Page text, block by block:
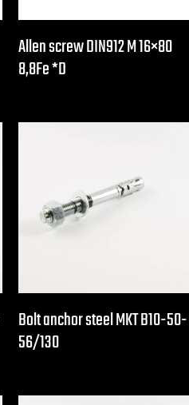
Allen screw DIN912 M 16×80
8,8Fe *D
Bolt anchor steel MKT B10-50-
56/130